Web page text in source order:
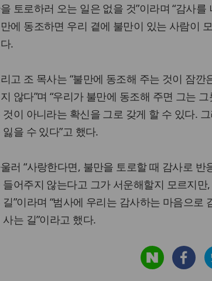
토로하러 오는 일은 없을 것”이라며 “감사
에 동조하면 우리 곁에 불만이 있는 사람이
.
고 조 목사는 “불만에 동조해 주는 것이 잠
않다”며 “우리가 불만에 동조해 주면 그는
것이 아니라는 확신을 그로 갖게 할 수 있다.
잃을 수 있다”고 했다.
러 “사랑한다면, 불만을 토로할 때 감사로
들어주지 않는다고 그가 서운해할지 모르지
길”이라며 “범사에 우리는 감사하는 마음으
사는 길”이라고 했다.